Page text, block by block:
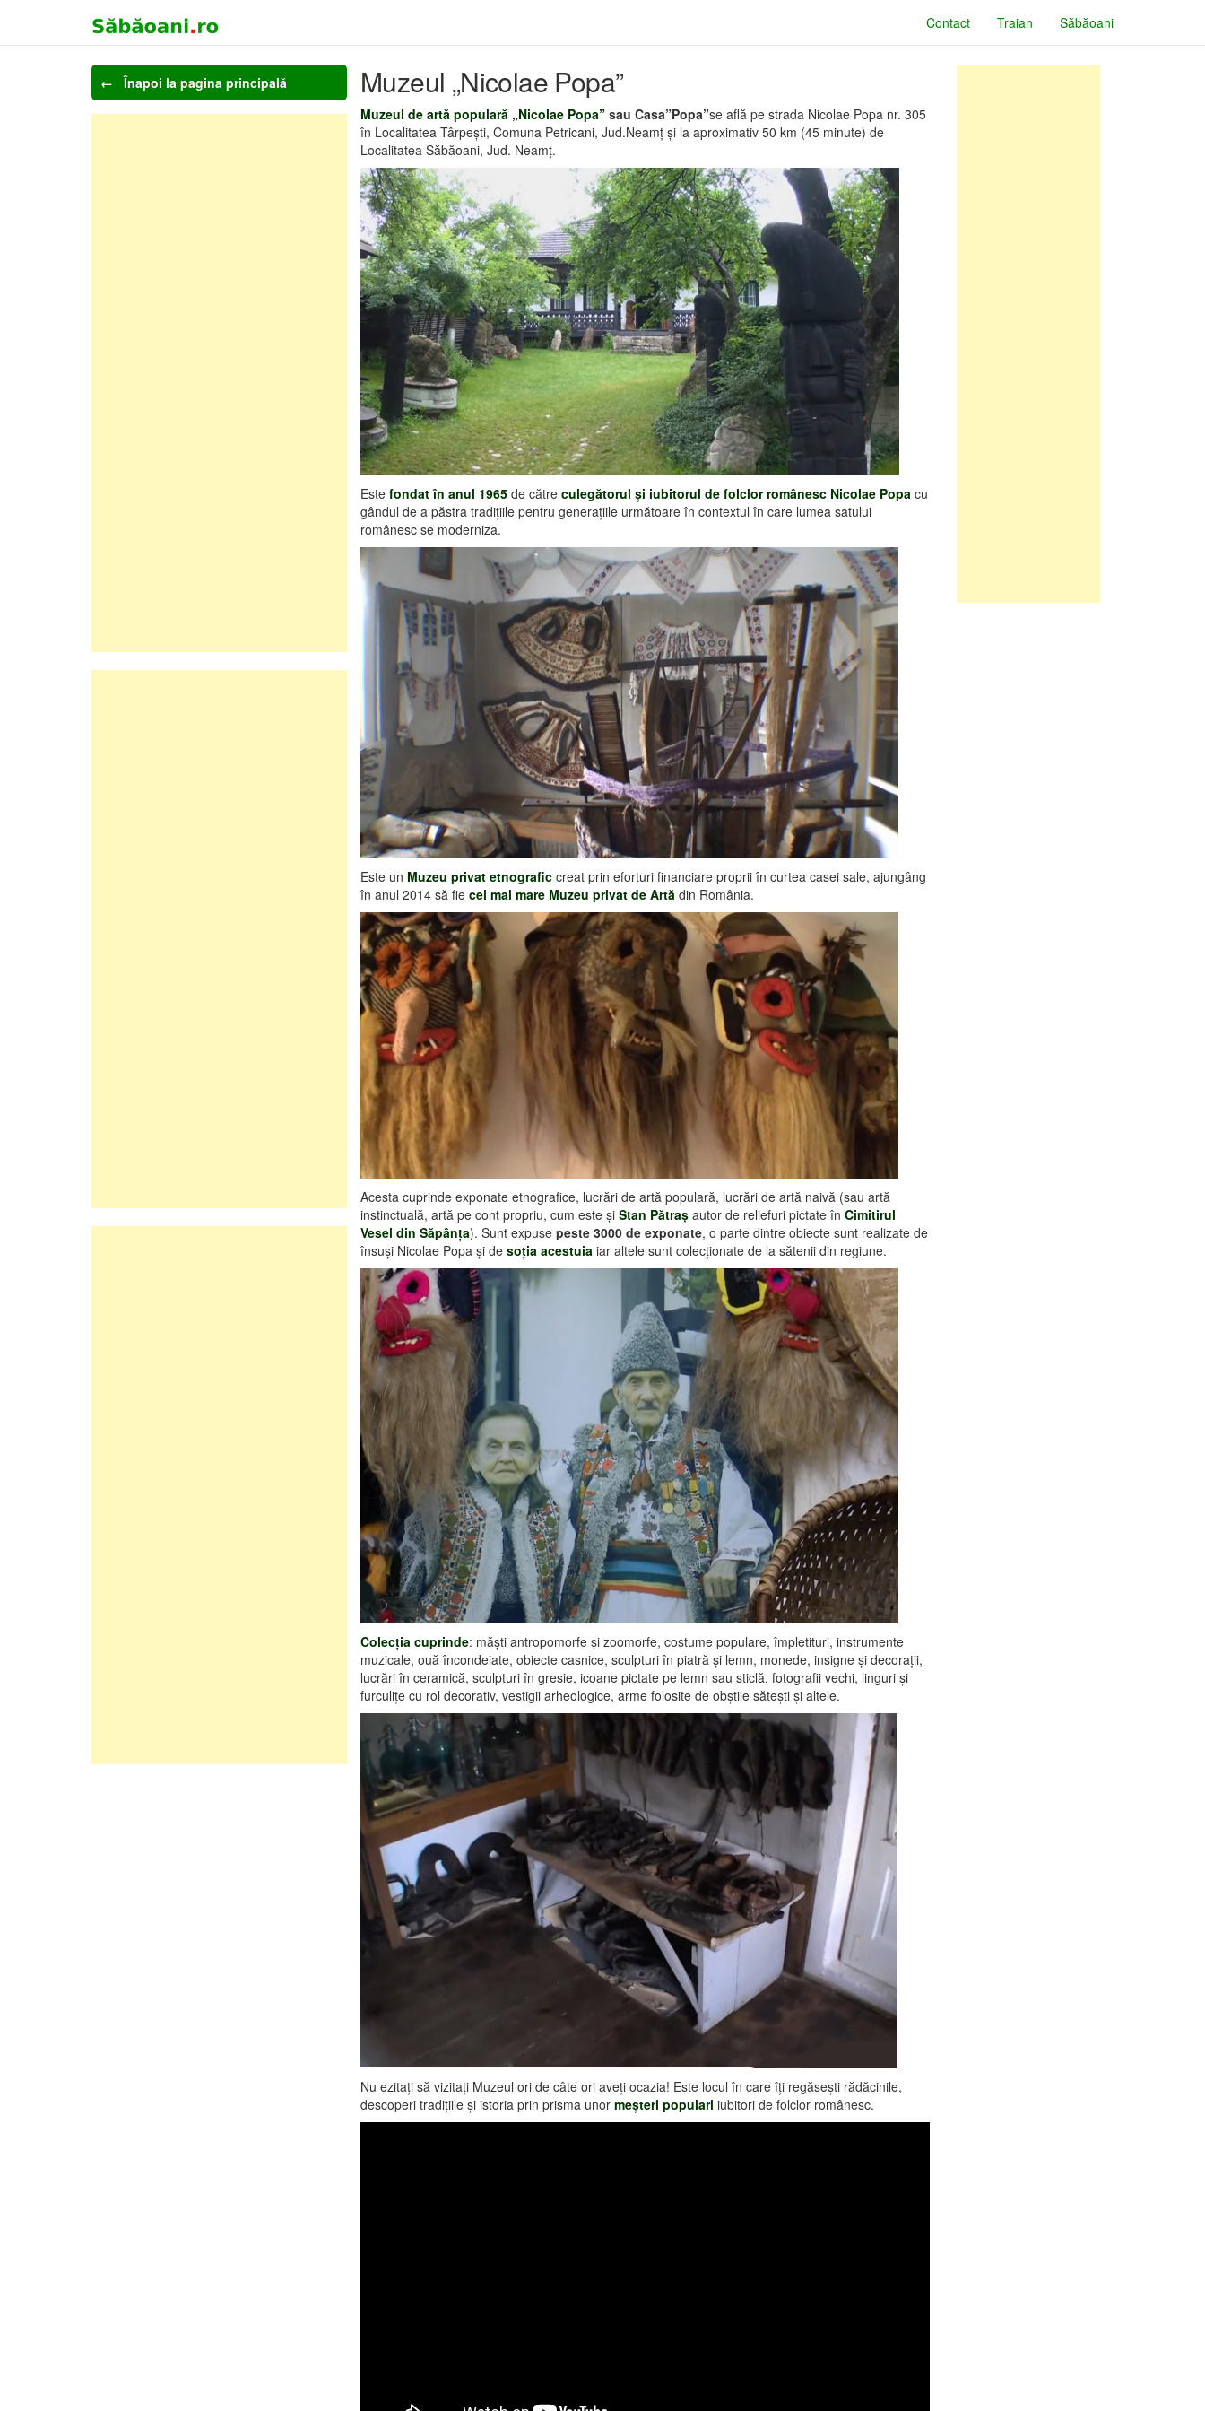
Contact Traian Săbăoani
← Înapoi la pagina principală Muzeul „Nicolae Popa”
Muzeul de artă populară „Nicolae Popa” sau Casa”Popa”se află pe strada Nicolae Popa nr. 305
în Localitatea Târpeşti, Comuna Petricani, Jud.Neamţ şi la aproximativ 50 km (45 minute) de
Localitatea Săbăoani, Jud. Neamţ.
Este fondat în anul 1965 de către culegătorul şi iubitorul de folclor românesc Nicolae Popa cu
gândul de a păstra tradiţiile pentru generaţiile următoare în contextul în care lumea satului
românesc se moderniza.
Este un Muzeu privat etnografic creat prin eforturi financiare proprii în curtea casei sale, ajungâng
în anul 2014 să fie cel mai mare Muzeu privat de Artă din România.
Acesta cuprinde exponate etnografice, lucrări de artă populară, lucrări de artă naivă (sau artă
instinctuală, artă pe cont propriu, cum este şi Stan Pătraş autor de reliefuri pictate în Cimitirul
Vesel din Săpânţa). Sunt expuse peste 3000 de exponate, o parte dintre obiecte sunt realizate de
însuşi Nicolae Popa şi de soţia acestuia iar altele sunt colecţionate de la sătenii din regiune.
Colecţia cuprinde: măşti antropomorfe şi zoomorfe, costume populare, împletituri, instrumente
muzicale, ouă încondeiate, obiecte casnice, sculpturi în piatră şi lemn, monede, insigne şi decoraţii,
lucrări în ceramică, sculpturi în gresie, icoane pictate pe lemn sau sticlă, fotografii vechi, linguri şi
furculiţe cu rol decorativ, vestigii arheologice, arme folosite de obştile săteşti şi altele.
Nu ezitaţi să vizitaţi Muzeul ori de câte ori aveţi ocazia! Este locul în care îţi regăseşti rădăcinile,
descoperi tradiţiile şi istoria prin prisma unor meşteri populari iubitori de folclor românesc.